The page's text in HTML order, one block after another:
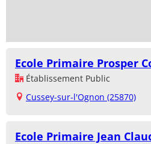
Ecole Primaire Prosper
Établissement Public
Cussey-sur-l'Ognon (25870)
Ecole Primaire Jean